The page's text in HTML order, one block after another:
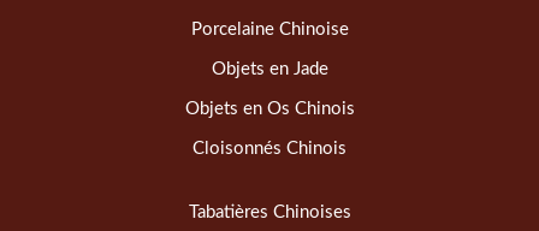
Porcelaine Chinoise
Objets en Jade
Objets en Os Chinois
Cloisonnés Chinois
Tabatières Chinoises